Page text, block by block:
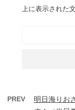
上に表示された
PREV
明日海りお